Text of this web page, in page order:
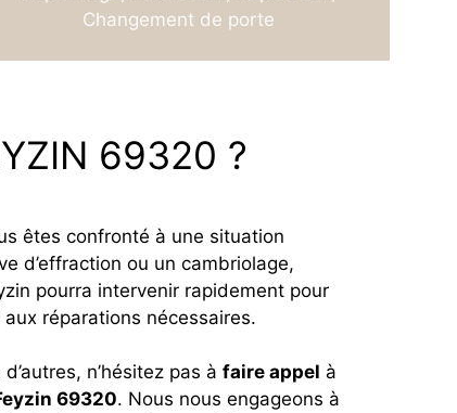
Changement de porte
69320 ?
êtes confronté à une situation
d’effraction ou un cambriolage,
pourra intervenir rapidement pour
réparations nécessaires.
n’hésitez pas à faire appel à
69320. Nous nous engageons à